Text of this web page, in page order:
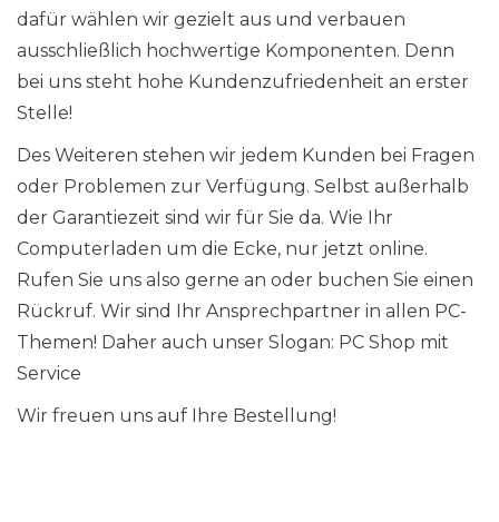
dafür wählen wir gezielt aus und verbauen
ausschließlich hochwertige Komponenten. Denn
bei uns steht hohe Kundenzufriedenheit an erster
Stelle!
Des Weiteren stehen wir jedem Kunden bei Fragen
oder Problemen zur Verfügung. Selbst außerhalb
der Garantiezeit sind wir für Sie da. Wie Ihr
Computerladen um die Ecke, nur jetzt online.
Rufen Sie uns also gerne an oder buchen Sie einen
Rückruf. Wir sind Ihr Ansprechpartner in allen PC-
Themen! Daher auch unser Slogan: PC Shop mit
Service
Wir freuen uns auf Ihre Bestellung!